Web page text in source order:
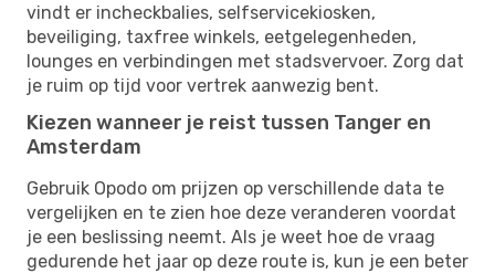
vindt er incheckbalies, selfservicekiosken,
beveiliging, taxfree winkels, eetgelegenheden,
lounges en verbindingen met stadsvervoer. Zorg dat
je ruim op tijd voor vertrek aanwezig bent.
Kiezen wanneer je reist tussen Tanger en
Amsterdam
Gebruik Opodo om prijzen op verschillende data te
vergelijken en te zien hoe deze veranderen voordat
je een beslissing neemt. Als je weet hoe de vraag
gedurende het jaar op deze route is, kun je een beter